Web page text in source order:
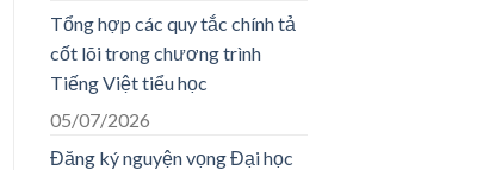
Tổng hợp các quy tắc chính tả
cốt lõi trong chương trình
Tiếng Việt tiểu học
05/07/2026
Đăng ký nguyện vọng Đại học